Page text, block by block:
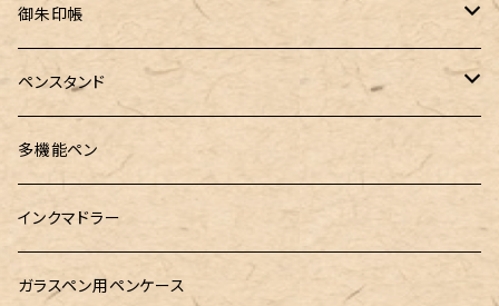
RETRO51
RHODIA(ロディア)
ロットリング
マルチペン
Luddite（ラダイト）
MONTEVERDE(モンテベルテ)
IWI（アイダブリューアイ）
meister by POINT(マイスターバイポイント)
島田小割製材所
Ystudio（ワイスタジオ）
工房sokoharo（そこはろ）
MONS ORIS (モンズオーリス)
ボルトレッティ
御朱印帳
富士ひのき御朱印帳【巓】
黄金富士ひのき御朱印帳
御朱印帳袋・カバー
CRUCIAL（クルーシャル）御朱印帳
ペンスタンド
Ystudio（ワイスタジオ）
多機能ペン
インクマドラー
ガラスペン用ペンケース